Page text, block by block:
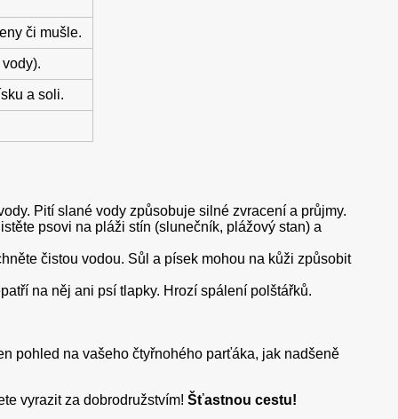
či mušle.
a soli.
Pití slané vody způsobuje silné zvracení a průjmy.
psovi na pláži stín (slunečník, plážový stan) a
čistou vodou. Sůl a písek mohou na kůži způsobit
na něj ani psí tlapky. Hrozí spálení polštářků.
pohled na vašeho čtyřnohého parťáka, jak nadšeně
vyrazit za dobrodružstvím! Šťastnou cestu!